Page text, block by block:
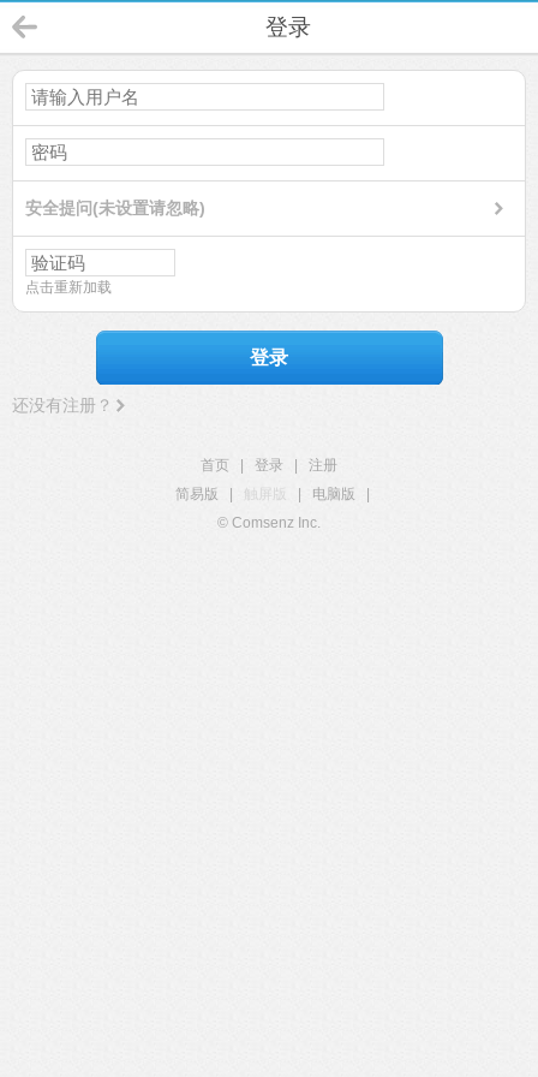
登录
安全提问(未设置请忽略)
点击重新加载
登录
还没有注册？
首页 登录
注册
简易版
触屏版 电脑版
© Comsenz Inc.